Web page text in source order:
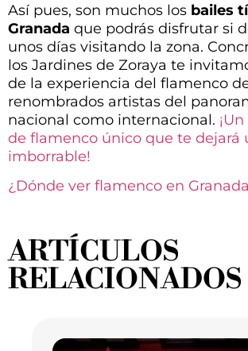
Así pues, son muchos los bailes
Granada que podrás disfrutar si
unos días visitando la zona.
los Jardines de Zoraya te
de la experiencia del flamenco
renombrados artistas del
nacional como internacional.
de flamenco único que te dejará
imborrable!
¿Dónde ver flamenco en
ARTÍCULOS
RELACIONADOS